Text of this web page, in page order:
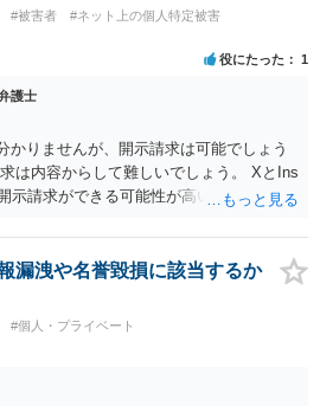
#被害者
#ネット上の個人特定被害
役にたった 1
護士
かりませんが、開示請求は可能でしょう
は内容からして難しいでしょう。 XとIns
示請求ができる可能性が高いでしょう。
ントが削除されている場合、今から進め
に思われます。 相手を特定できた場
を負担させることは可能でしょうか？ →
ば負担させることができるでしょう。
実際の弁護士費用が認められる場合と認
えないところでしょう。
漏洩や名誉毀損に該当するか
#個人・プライベート